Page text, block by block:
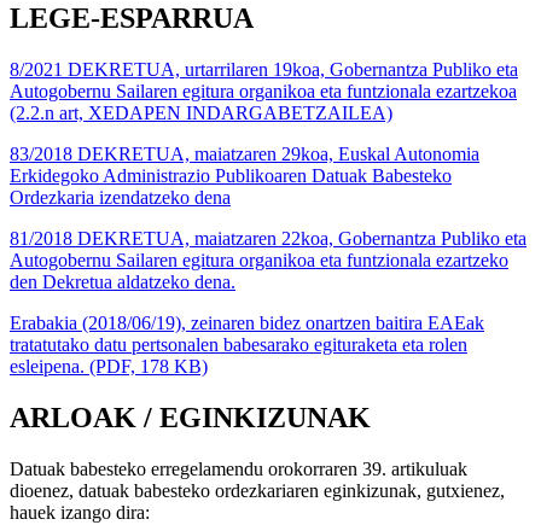
LEGE-ESPARRUA
8/2021 DEKRETUA, urtarrilaren 19koa, Gobernantza Publiko eta
Autogobernu Sailaren egitura organikoa eta funtzionala ezartzekoa
(2.2.n art, XEDAPEN INDARGABETZAILEA)
83/2018 DEKRETUA, maiatzaren 29koa, Euskal Autonomia
Erkidegoko Administrazio Publikoaren Datuak Babesteko
Ordezkaria izendatzeko dena
81/2018 DEKRETUA, maiatzaren 22koa, Gobernantza Publiko eta
Autogobernu Sailaren egitura organikoa eta funtzionala ezartzeko
den Dekretua aldatzeko dena.
Erabakia (2018/06/19), zeinaren bidez onartzen baitira EAEak
tratatutako datu pertsonalen babesarako egituraketa eta rolen
esleipena. (PDF, 178 KB)
ARLOAK / EGINKIZUNAK
Datuak babesteko erregelamendu orokorraren 39. artikuluak
dioenez, datuak babesteko ordezkariaren eginkizunak, gutxienez,
hauek izango dira: